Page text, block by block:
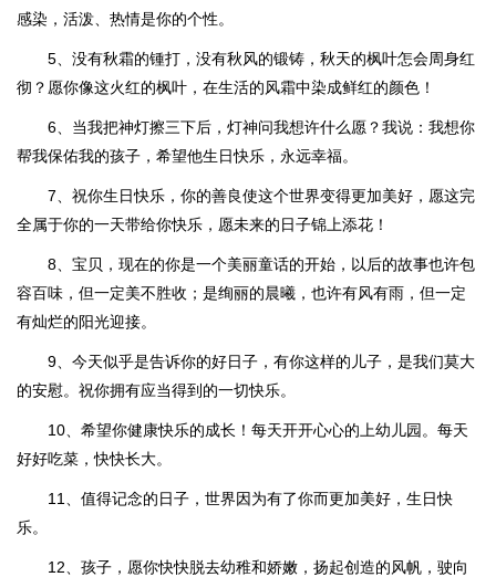
感染，活泼、热情是你的个性。
5、没有秋霜的锺打，没有秋风的锻铸，秋天的枫叶怎会周身红
彻？愿你像这火红的枫叶，在生活的风霜中染成鲜红的颜色！
6、当我把神灯擦三下后，灯神问我想许什么愿？我说：我想你
帮我保佑我的孩子，希望他生日快乐，永远幸福。
7、祝你生日快乐，你的善良使这个世界变得更加美好，愿这完
全属于你的一天带给你快乐，愿未来的日子锦上添花！
8、宝贝，现在的你是一个美丽童话的开始，以后的故事也许包
容百味，但一定美不胜收；是绚丽的晨曦，也许有风有雨，但一定
有灿烂的阳光迎接。
9、今天似乎是告诉你的好日子，有你这样的儿子，是我们莫大
的安慰。祝你拥有应当得到的一切快乐。
10、希望你健康快乐的成长！每天开开心心的上幼儿园。每天
好好吃菜，快快长大。
11、值得记念的日子，世界因为有了你而更加美好，生日快
乐。
12、孩子，愿你快快脱去幼稚和娇嫩，扬起创造的风帆，驶向